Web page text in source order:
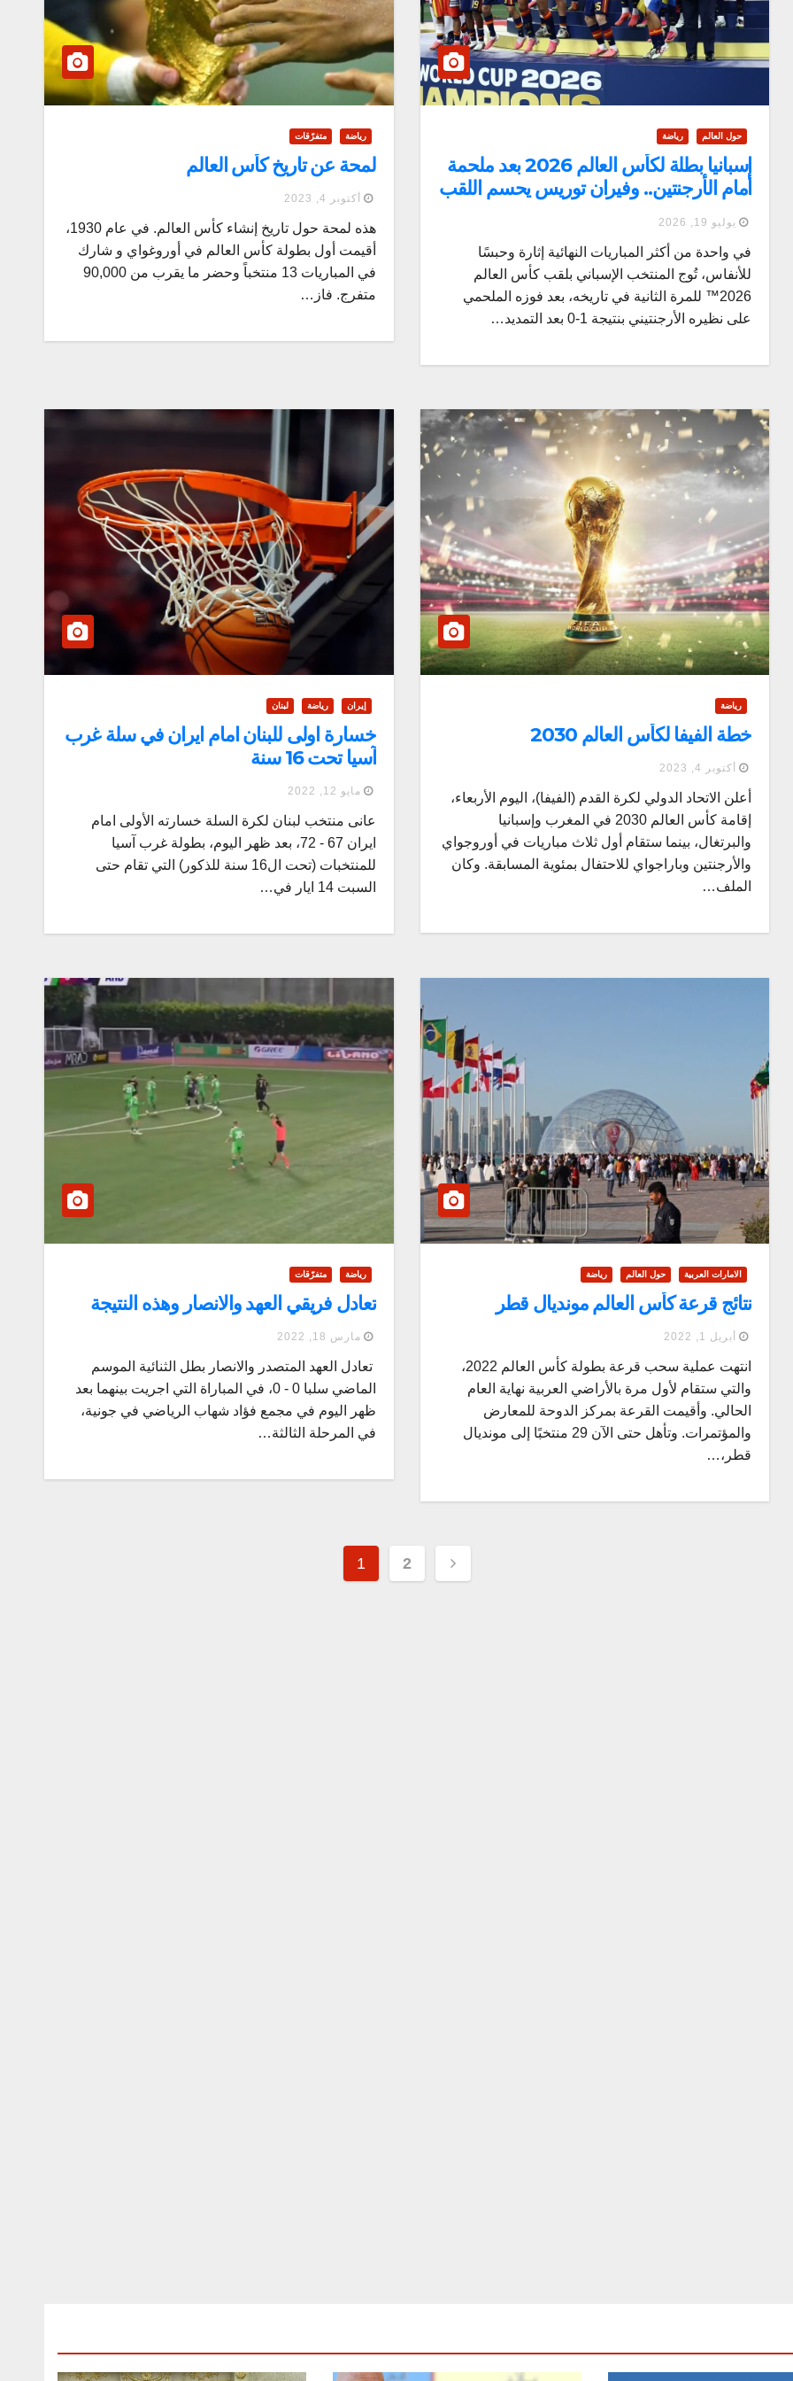
حول العالم رياضة
إسبانيا بطلة لكأس العالم 2026 بعد ملحمة
أمام الأرجنتين.. وفيران توريس يحسم اللقب
في الوقت الإضافي
يوليو 19, 2026
في واحدة من أكثر المباريات النهائية إثارة وحبسًا
للأنفاس، تُوج المنتخب الإسباني بلقب كأس العالم
2026™ للمرة الثانية في تاريخه، بعد فوزه الملحمي
على نظيره الأرجنتيني بنتيجة 1-0 بعد التمديد…
رياضة متفرّقات
لمحة عن تاريخ كأس العالم
أكتوبر 4, 2023
هذه لمحة حول تاريخ إنشاء كأس العالم. في عام 1930،
أقيمت أول بطولة كأس العالم في أوروغواي و شارك
في المباريات 13 منتخباً وحضر ما يقرب من 90,000
متفرج. فاز…
رياضة
خطة الفيفا لكأس العالم 2030
أكتوبر 4, 2023
أعلن الاتحاد الدولي لكرة القدم (الفيفا)، اليوم الأربعاء،
إقامة كأس العالم 2030 في المغرب وإسبانيا
والبرتغال، بينما ستقام أول ثلاث مباريات في أوروجواي
والأرجنتين وباراجواي للاحتفال بمئوية المسابقة. وكان
الملف…
إيران رياضة لبنان
خسارة اولى للبنان امام ايران في سلة غرب
آسيا تحت 16 سنة
مايو 12, 2022
عانى منتخب لبنان لكرة السلة خسارته الأولى امام
ايران 67 - 72، بعد ظهر اليوم، بطولة غرب آسيا
للمنتخبات (تحت ال16 سنة للذكور) التي تقام حتى
السبت 14 ايار في…
الامارات العربية حول العالم رياضة
نتائج قرعة كأس العالم مونديال قطر
أبريل 1, 2022
انتهت عملية سحب قرعة بطولة كأس العالم 2022،
والتي ستقام لأول مرة بالأراضي العربية نهاية العام
الحالي. وأقيمت القرعة بمركز الدوحة للمعارض
والمؤتمرات. وتأهل حتى الآن 29 منتخبًا إلى مونديال
قطر،…
رياضة متفرّقات
تعادل فريقي العهد والانصار وهذه النتيجة
مارس 18, 2022
تعادل العهد المتصدر والانصار بطل الثنائية الموسم
الماضي سلبا 0 - 0، في المباراة التي اجريت بينهما بعد
ظهر اليوم في مجمع فؤاد شهاب الرياضي في جونية،
في المرحلة الثالثة…
Posts
pagination
1 2